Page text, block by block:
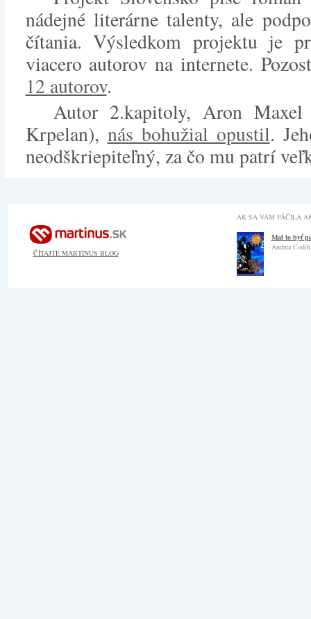
nádejné literárne talenty, ale
čítania. Výsledkom projektu je
viacero autorov na internete.
12 autorov.
Autor 2.kapitoly, Aron Maxel
Krpelan), nás bohužial opustil.
neodškriepiteľný, za čo mu patrí
ČÍTAJTE MARTINUS BLOG
AK SA VÁM PÁČILA
Mal to byť
Andrea